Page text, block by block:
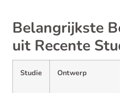
Belangrijkste
uit Recente
Studie Ontwerp